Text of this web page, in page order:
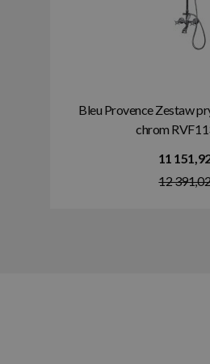
Bleu Provence Zestaw
chrom
11
12